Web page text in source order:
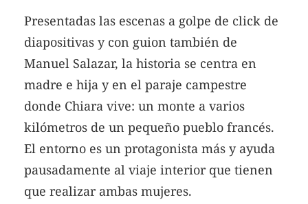
Presentadas las escenas a golpe de click de
diapositivas y con guion también de
Manuel Salazar, la historia se centra en
madre e hija y en el paraje campestre
donde Chiara vive: un monte a varios
kilómetros de un pequeño pueblo francés.
El entorno es un protagonista más y ayuda
pausadamente al viaje interior que tienen
que realizar ambas mujeres.